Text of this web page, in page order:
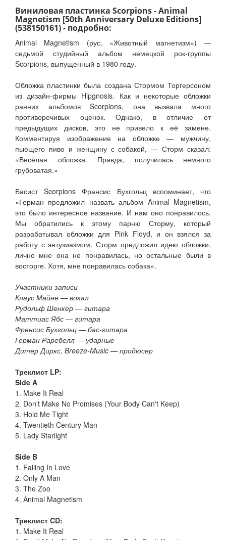
Виниловая пластинка Scorpions - Animal
Magnetism [50th Anniversary Deluxe Editions]
(538150161) - подробно:
Animal Magnetism (рус. «Животный магнетизм») —
седьмой студийный альбом немецкой рок-группы
Scorpions, выпущенный в 1980 году.
Обложка пластинки была создана Стормом Торгерсоном
из дизайн-фирмы Hipgnosis. Как и некоторые обложки
ранних альбомов Scorpions, она вызвала много
противоречивых оценок. Однако, в отличие от
предыдущих дисков, это не привело к её замене.
Комментируя изображение на обложке — мужчину,
пьющего пиво и женщину с собакой, — Сторм сказал:
«Весёлая обложка. Правда, получилась немного
грубоватая.»
Басист Scorpions Франсис Бухгольц вспоминает, что
«Герман предложил назвать альбом Animal Magnetism,
это было интересное название. И нам оно понравилось.
Мы обратились к этому парню Сторму, который
разрабатывал обложки для Pink Floyd, и он взялся за
работу с энтузиазмом. Сторм предложил идею обложки,
лично мне она не понравилась, но остальные были в
восторге. Хотя, мне понравилась собака».
Участники записи
Клаус Майне — вокал
Рудольф Шенкер — гитара
Маттиас Ябс — гитара
Френсис Бухгольц — бас-гитара
Герман Раребелл — ударные
Дитер Диркс, Breeze-Music — продюсер
Треклист LP:
Side A
1. Make It Real
2. Don't Make No Promises (Your Body Can't Keep)
3. Hold Me Tight
4. Twentieth Century Man
5. Lady Starlight
Side B
1. Falling In Love
2. Only A Man
3. The Zoo
4. Animal Magnetism
Треклист CD:
1. Make It Real